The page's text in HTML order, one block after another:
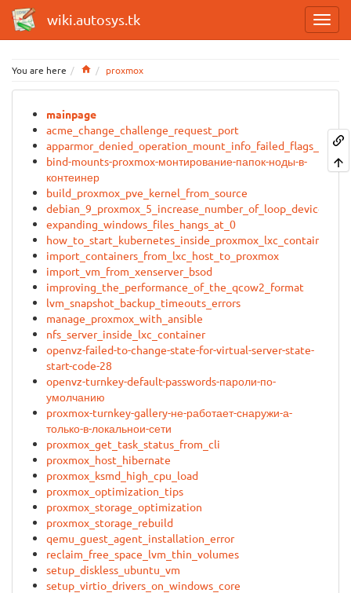
wiki.autosys.tk
You are here Homeproxmox
mainpage
acme_change_challenge_request_port
bind-mounts-proxmox-монтирование-папок-ноды-в-
контеинер
build_proxmox_pve_kernel_from_source
debian_9_proxmox_5_increase_number_of_loop_devices
expanding_windows_files_hangs_at_0
how_to_start_kubernetes_inside_proxmox_lxc_container
import_containers_from_lxc_host_to_proxmox
import_vm_from_xenserver_bsod
improving_the_performance_of_the_qcow2_format
lvm_snapshot_backup_timeouts_errors
manage_proxmox_with_ansible
nfs_server_inside_lxc_container
openvz-failed-to-change-state-for-virtual-server-state-
start-code-28
openvz-turnkey-default-passwords-пароли-по-
умолчанию
proxmox-turnkey-gallery-не-работает-снаружи-а-
только-в-локальнои-сети
proxmox_get_task_status_from_cli
proxmox_host_hibernate
proxmox_ksmd_high_cpu_load
proxmox_optimization_tips
proxmox_storage_optimization
proxmox_storage_rebuild
qemu_guest_agent_installation_error
reclaim_free_space_lvm_thin_volumes
setup_diskless_ubuntu_vm
setup_virtio_drivers_on_windows_core